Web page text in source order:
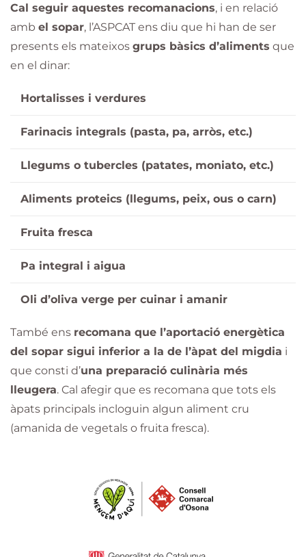
Cal seguir aquestes recomanacions, i en relació
amb el sopar, l’ASPCAT ens diu que hi han de ser
presents els mateixos grups bàsics d’aliments que
en el dinar:
Hortalisses i verdures
Farinacis integrals (pasta, pa, arròs, etc.)
Llegums o tubercles (patates, moniato, etc.)
Aliments proteics (llegums, peix, ous o carn)
Fruita fresca
Pa integral i aigua
Oli d’oliva verge per cuinar i amanir
També ens recomana que l’aportació energètica
del sopar sigui inferior a la de l’àpat del migdia i
que consti d’una preparació culinària més
lleugera. Cal afegir que es recomana que tots els
àpats principals incloguin algun aliment cru
(amanida de vegetals o fruita fresca).